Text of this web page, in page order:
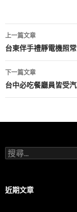
文
章
導
航
列
上一篇文章
台東伴手禮靜電機照
下一篇文章
台中必吃餐廳員皆受
搜
尋
字:
近期文章